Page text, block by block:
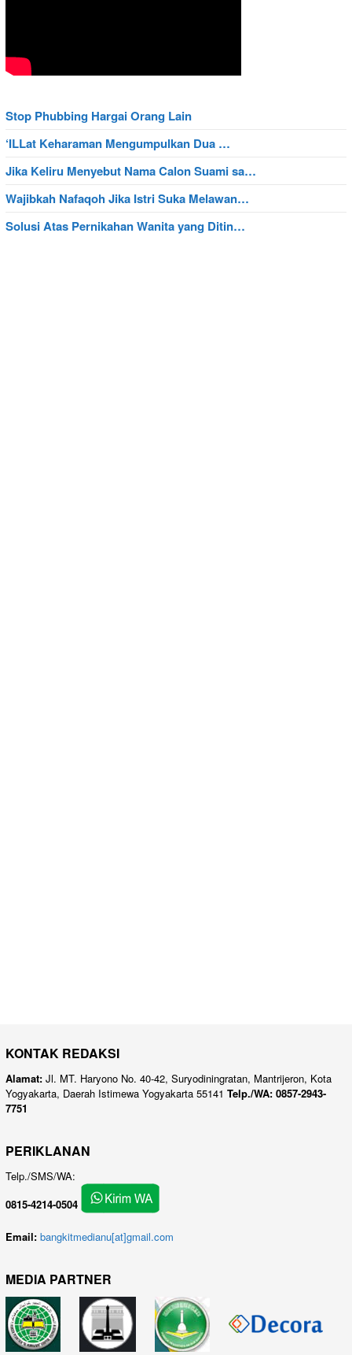
Stop Phubbing Hargai Orang Lain
‘ILLat Keharaman Mengumpulkan Dua …
Jika Keliru Menyebut Nama Calon Suami sa…
Wajibkah Nafaqoh Jika Istri Suka Melawan…
Solusi Atas Pernikahan Wanita yang Ditin…
KONTAK REDAKSI
Alamat: Jl. MT. Haryono No. 40-42, Suryodiningratan, Mantrijeron, Kota
Yogyakarta, Daerah Istimewa Yogyakarta 55141 Telp./WA: 0857-2943-
7751
PERIKLANAN
Telp./SMS/WA:
0815-4214-0504
Email: bangkitmedianu[at]gmail.com
MEDIA PARTNER